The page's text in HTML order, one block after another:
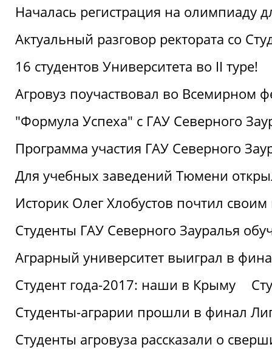
Началась регистрация на олимпиаду
Актуальный разговор ректората со
16 студентов Университета во II туре!
Агровуз поучаствовал во Всемирном
"Формула Успеха" с ГАУ Северного
Программа участия ГАУ Северного
Для учебных заведений Тюмени
Историк Олег Хлобустов почтил
Студенты ГАУ Северного Зауралья
Аграрный университет выиграл в
Студент года-2017: наши в Крыму
Студенты-аграрии прошли в финал
Студенты агровуза рассказали о